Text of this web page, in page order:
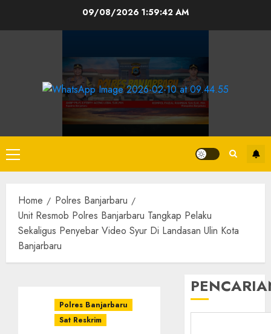
09/08/2026 1:59:43 AM
Home
Polres Banjarbaru
Unit Resmob Polres Banjarbaru Tangkap Pelaku
Sekaligus Penyebar Video Syur Di Landasan Ulin Kota
Banjarbaru
Polres Banjarbaru
Sat Reskrim